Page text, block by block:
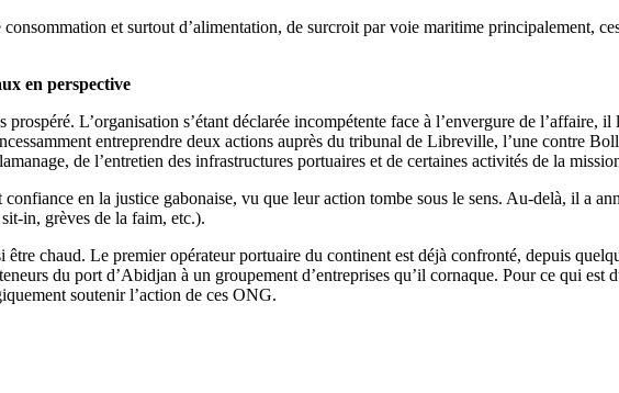
et surtout d’alimentation, de surcroit par voie maritime principalement,
en perspective
L’organisation s’étant déclarée incompétente face à l’envergure de l’affaire,
entreprendre deux actions auprès du tribunal de Libreville, l’une contre
de l’entretien des infrastructures portuaires et de certaines activités de la
en la justice gabonaise, vu que leur action tombe sous le sens. Au-delà, il a
in, grèves de la faim, etc.).
chaud. Le premier opérateur portuaire du continent est déjà confronté, depuis
du port d’Abidjan à un groupement d’entreprises qu’il cornaque. Pour ce qui est
soutenir l’action de ces ONG.